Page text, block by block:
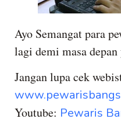
Ayo Semangat para
lagi demi masa
Jangan lupa cek
Youtube: Pewaris